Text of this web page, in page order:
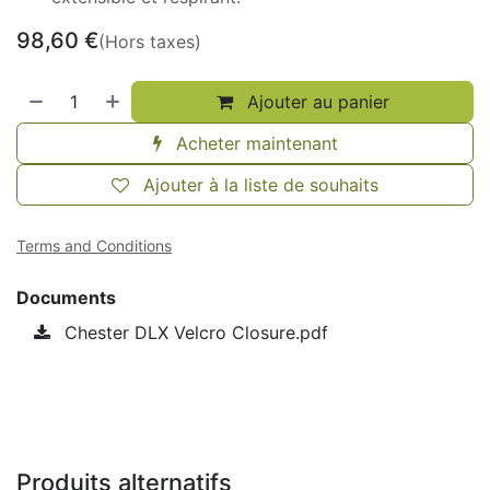
98,60 €(Hors taxes)
Ajouter au panier
Acheter maintenant
Ajouter à la liste de souhaits
Terms and Conditions
Documents
Chester DLX Velcro Closure.pdf
Produits alternatifs